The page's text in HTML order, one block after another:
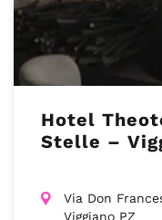
Hotel
Stelle –
Via Don
Viggiano PZ